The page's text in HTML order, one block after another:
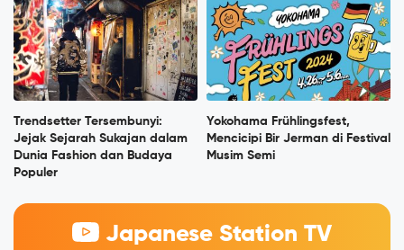
Trendsetter Tersembunyi:
Jejak Sejarah Sukajan dalam
Dunia Fashion dan Budaya
Populer
Yokohama Frühlingsfest,
Mencicipi Bir Jerman di Festival
Musim Semi
Japanese Station TV